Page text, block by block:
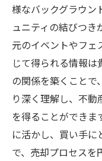
人口動態
新築と中
大阪府大阪市
るための具体
売却前の
効果的な
適切な価
内覧対応
様なバックグラウン
ュニティの結びつき
元のイベントやフェ
じて得られる情報は
の関係を築くことで
り深く理解し、不
を得ることができま
に活かし、買い手に
で、売却プロセスを